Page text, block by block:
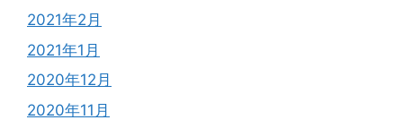
2021年2月
2021年1月
2020年12月
2020年11月